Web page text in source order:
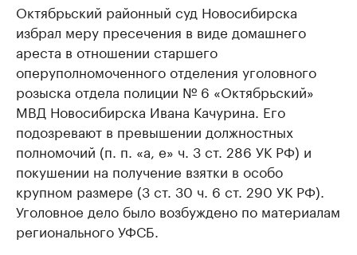
Октябрьский районный суд Новосибирска
избрал меру пресечения в виде домашнего
ареста в отношении старшего
оперуполномоченного отделения уголовного
розыска отдела полиции № 6 «Октябрьский»
МВД Новосибирска Ивана Качурина. Его
подозревают в превышении должностных
полномочий (п. п. «а, е» ч. 3 ст. 286 УК РФ) и
покушении на получение взятки в особо
крупном размере (3 ст. 30 ч. 6 ст. 290 УК РФ).
Уголовное дело было возбуждено по материалам
регионального УФСБ.